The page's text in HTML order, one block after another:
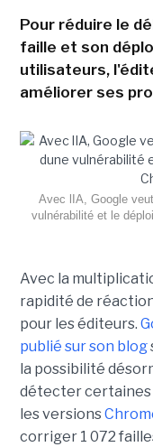
Pour réduire le
faille et son
utilisateurs,
améliorer ses
Avec lIA, Google
vulnérabilité et le
Avec la
rapidité de
pour les éditeurs.
publié sur son blog
la possibilité
détecter certaines
les versions
corriger 1 072